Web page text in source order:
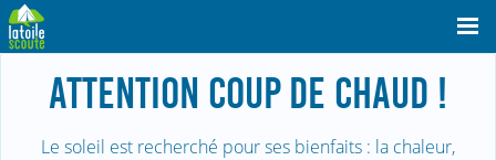
ATTENTION COUP DE CHAUD !
Le soleil est recherché pour ses bienfaits : la chaleur,